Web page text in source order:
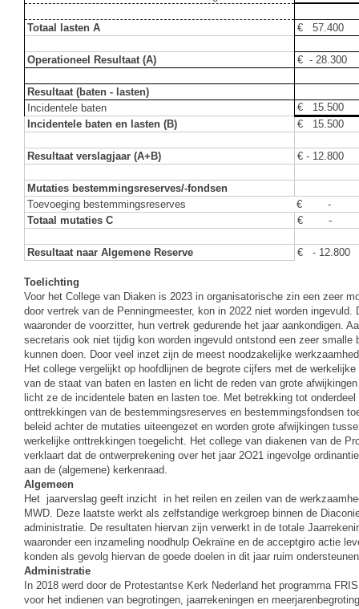
Totaal lasten A € 57.400
Operationeel Resultaat (A) € - 28.300
Resultaat (baten - lasten)
Incidentele baten
€ 15.500
Incidentele baten en lasten (B)
€ 15.500
Resultaat verslagjaar (A+B) € - 12.800
Mutaties bestemmingsreserves/-fondsen
Toevoeging bestemmingsreserves
€ -
Totaal mutaties C
€ -
Resultaat naar Algemene Reserve € - 12.800
Toelichting
Voor het College van Diaken is 2023 in organisatorische zin een zeer
door vertrek van de Penningmeester, kon in 2022 niet worden ingevuld.
waaronder de voorzitter, hun vertrek gedurende het jaar aankondigen.
secretaris ook niet tijdig kon worden ingevuld ontstond een zeer smalle
kunnen doen. Door veel inzet zijn de meest noodzakelijke
Het college vergelijkt op hoofdlijnen de begrote cijfers met de
van de staat van baten en lasten en licht de reden van grote
licht ze de incidentele baten en lasten toe. Met betrekking tot
onttrekkingen van de bestemmingsreserves en bestemmingsfondsen
beleid achter de mutaties uiteengezet en worden grote afwijkingen
werkelijke onttrekkingen toegelicht. Het college van diakenen van de
verklaart dat de ontwerprekening over het jaar 2O21 ingevolge
aan de (algemene) kerkenraad.
Algemeen
Het jaarverslag geeft inzicht in het reilen en zeilen van de
MWD. Deze laatste werkt als zelfstandige werkgroep binnen de
administratie. De resultaten hiervan zijn verwerkt in de totale
waaronder een inzameling noodhulp Oekraïne en de acceptgiro actie
konden als gevolg hiervan de goede doelen in dit jaar ruim
Administratie
In 2018 werd door de Protestantse Kerk Nederland het programma
voor het indienen van begrotingen, jaarrekeningen en